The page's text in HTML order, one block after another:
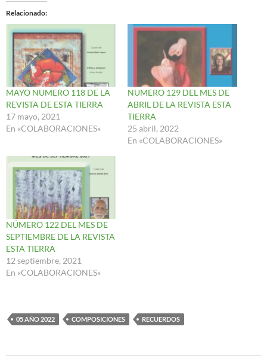
Relacionado
MAYO NUMERO 118 DE LA
REVISTA DE ESTA TIERRA
17 mayo, 2021
En «COLABORACIONES»
NUMERO 129 DEL MES DE
ABRIL DE LA REVISTA ESTA
TIERRA
25 abril, 2022
En «COLABORACIONES»
NÚMERO 122 DEL MES DE
SEPTIEMBRE DE LA REVISTA
ESTA TIERRA
12 septiembre, 2021
En «COLABORACIONES»
05 AÑO 2022 COMPOSICIONES RECUERDOS